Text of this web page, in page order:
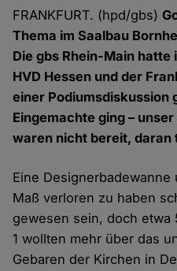
FRANKFURT. (hpd/gbs)
Thema im Saalbau
Die gbs Rhein-Main hatte
HVD Hessen und der
einer Podiumsdiskussion
Eingemachte ging –
waren nicht bereit, daran
Eine
Maß verloren zu haben
gewesen sein, doch etwa
1 wollten mehr über das
Gebaren der Kirchen in